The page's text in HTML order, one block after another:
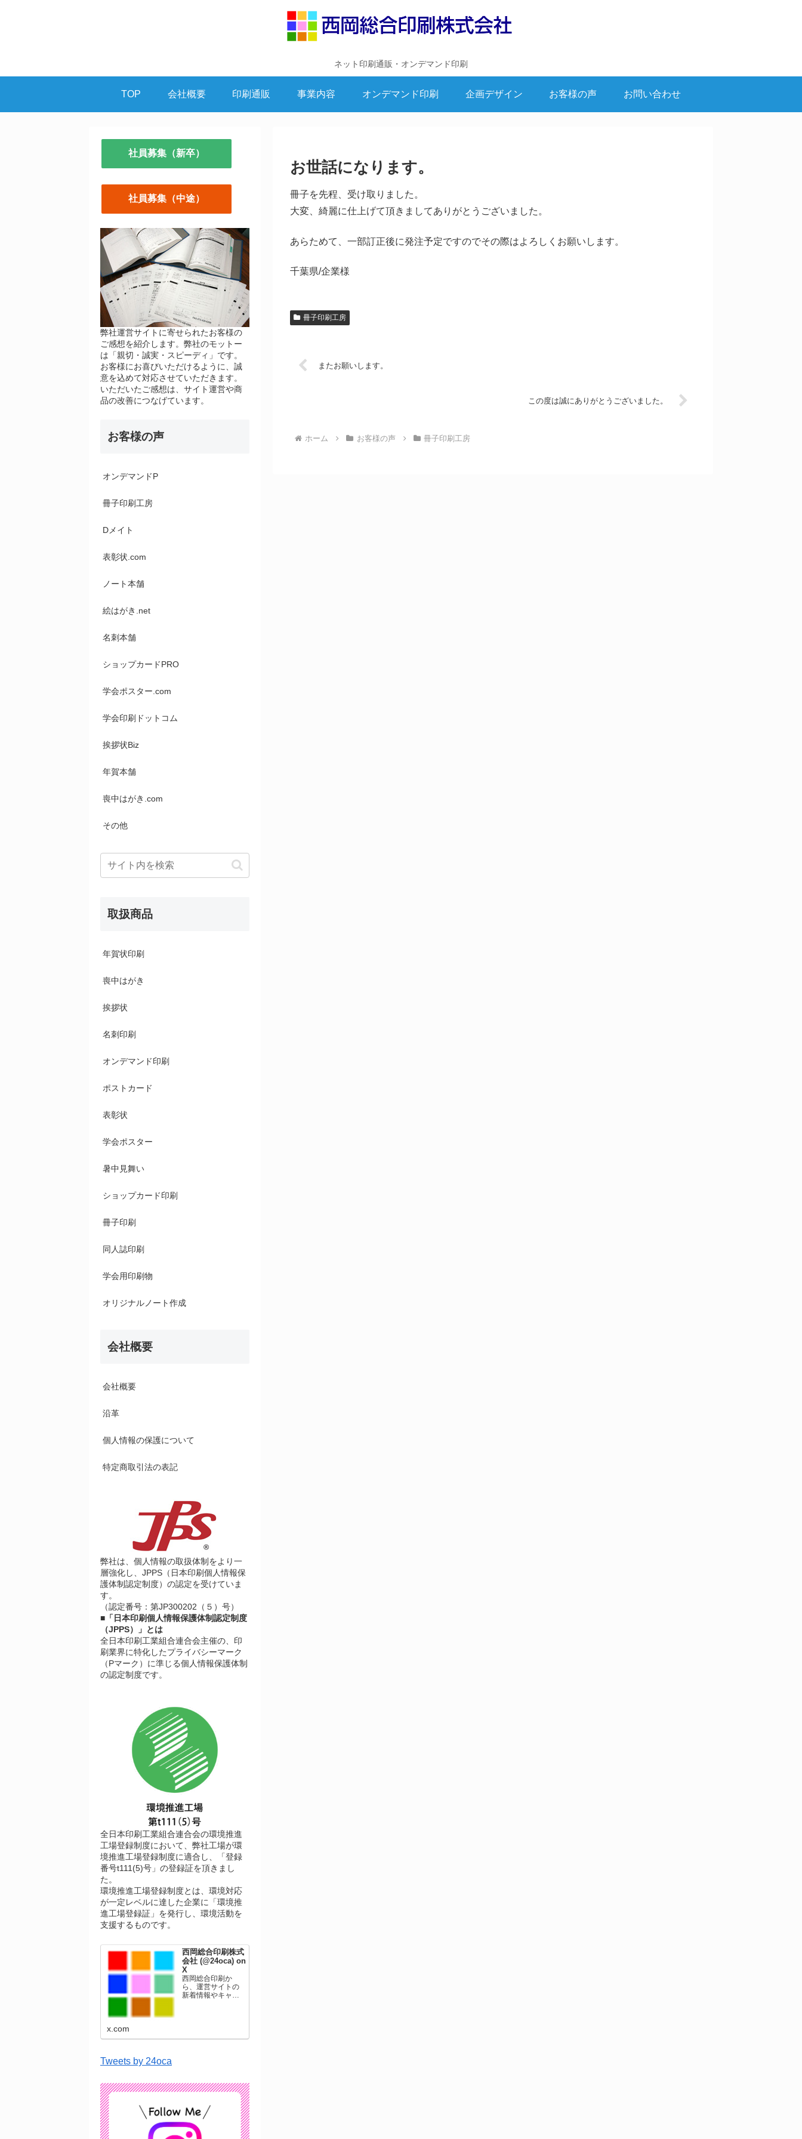
ネット印刷通販・オンデマンド印刷
TOP 会社概要 印刷通販 事業内容 オンデマンド印刷 企画デザイン お客様の声 お問い合わせ
お世話になります。
冊子を先程、受け取りました。
大変、綺麗に仕上げて頂きましてありがとうございました。
あらためて、一部訂正後に発注予定ですのでその際はよろしくお願いします。
千葉県/企業様
冊子印刷工房
またお願いします。
この度は誠にありがとうございました。
ホーム お客様の声 冊子印刷工房
社員募集（新卒）
社員募集（中途）
弊社運営サイトに寄せられたお客様の
ご感想を紹介します。弊社のモットー
は「親切・誠実・スピーディ」です。
お客様にお喜びいただけるように、誠
意を込めて対応させていただきます。
いただいたご感想は、サイト運営や商
品の改善につなげています。
お客様の声
オンデマンドP
冊子印刷工房
Dメイト
表彰状.com
ノート本舗
絵はがき.net
名刺本舗
ショップカードPRO
学会ポスター.com
学会印刷ドットコム
挨拶状Biz
年賀本舗
喪中はがき.com
その他
取扱商品
年賀状印刷
喪中はがき
挨拶状
名刺印刷
オンデマンド印刷
ポストカード
表彰状
学会ポスター
暑中見舞い
ショップカード印刷
冊子印刷
同人誌印刷
学会用印刷物
オリジナルノート作成
会社概要
会社概要
沿革
個人情報の保護について
特定商取引法の表記
弊社は、個人情報の取扱体制をより一
層強化し、JPPS（日本印刷個人情報保
護体制認定制度）の認定を受けていま
す。
（認定番号：第JP300202（５）号）
■「日本印刷個人情報保護体制認定制度
（JPPS）」とは
全日本印刷工業組合連合会主催の、印
刷業界に特化したプライバシーマーク
（Pマーク）に準じる個人情報保護体制
の認定制度です。
全日本印刷工業組合連合会の環境推進
工場登録制度において、弊社工場が環
境推進工場登録制度に適合し、「登録
番号t111(5)号」の登録証を頂きまし
た。
環境推進工場登録制度とは、環境対応
が一定レベルに達した企業に「環境推
進工場登録証」を発行し、環境活動を
支援するものです。
西岡総合印刷株式
会社 (@24oca) on
X
西岡総合印刷か
ら、運営サイトの
新着情報やキャン
ています。
x.com
Tweets by 24oca